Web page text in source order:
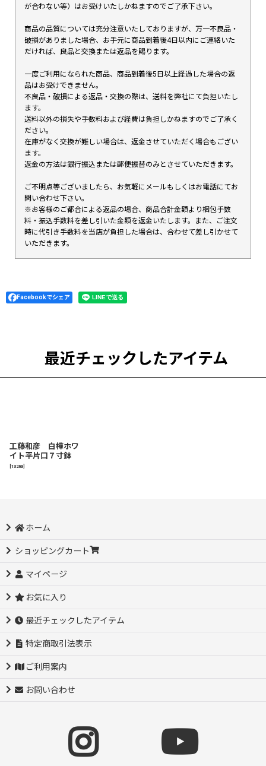
が合わない等）はお受けいたしかねますのでご了承下さい。
商品の品質については充分注意いたしておりますが、万一不良品・
破損がありました場合、お手元に商品到着後4日以内にご連絡いた
だければ、良品と交換または返品を賜ります。
一度ご利用になられた商品、商品到着後5日以上経過した場合の返
品はお受けできません。
不良品・破損による返品・交換の際は、送料を弊社にて負担いたし
ます。
送料以外の損失や手数料および経費は負担しかねますのでご了承く
ださい。
在庫がなく交換が難しい場合は、返金させていただく場合もござい
ます。
返金の方法は銀行振込または郵便振替のみとさせていただきます。
ご不明点等ございましたら、お気軽にメールもしくはお電話にてお
問い合わせ下さい。
※お客様のご都合による返品の場合、商品合計金額より梱包手数
料・振込手数料を差し引いた金額を返金いたします。また、ご注文
時に代引き手数料を当店が負担した場合は、合わせて差し引かせて
いただきます。
Facebookでシェア
最近チェックしたアイテム
工藤和彦 白樺ホワ
イト平片口７寸鉢
13283
ホーム
ショッピングカート
マイページ
お気に入り
最近チェックしたアイテム
特定商取引法表示
ご利用案内
お問い合わせ